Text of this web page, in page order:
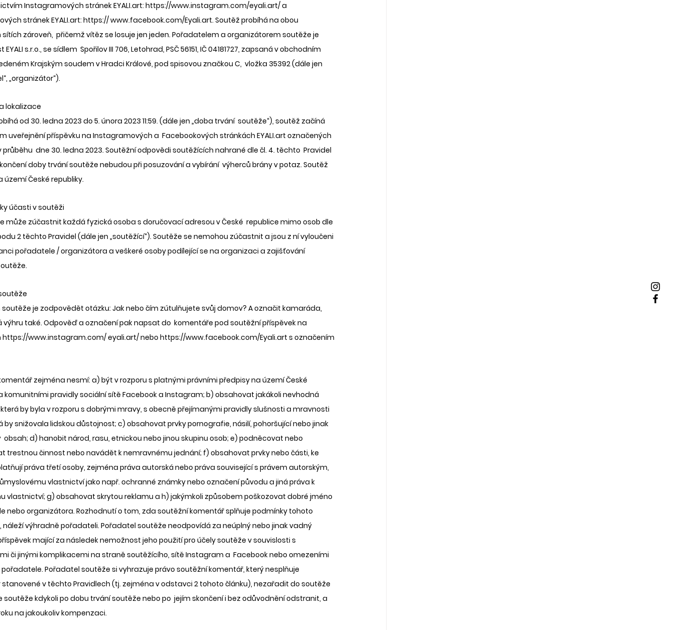
Instagramových stránek EYALI.art: https://www.instagram.com/eyali.art/ a
stránek EYALI.art: https:// www.facebook.com/Eyali.art. Soutěž probíhá na obou
zároveň,  přičemž vítěz se losuje jen jeden. Pořadatelem a organizátorem soutěže je
s.r.o., se sídlem  Spořilov III 706, Letohrad, PSČ 56151, IČ 04181727, zapsaná v obchodním
Krajským soudem v Hradci Králové, pod spisovou značkou C,  vložka 35392 (dále jen
„organizátor“).
lokalizace
od 30. ledna 2023 do 5. února 2023 11:59. (dále jen „doba trvání  soutěže“), soutěž začíná
uveřejnění příspěvku na Instagramových a  Facebookových stránkách EYALI.art označených
v průběhu  dne 30. ledna 2023. Soutěžní odpovědi soutěžících nahrané dle čl. 4. těchto  Pravidel
doby trvání soutěže nebudou při posuzování a vybírání  výherců brány v potaz. Soutěž
území České republiky.
účasti v soutěži
může zúčastnit každá fyzická osoba s doručovací adresou v České  republice mimo osob dle
2 těchto Pravidel (dále jen „soutěžící“). Soutěže se nemohou zúčastnit a jsou z ní vyloučeni
pořadatele / organizátora a veškeré osoby podílející se na organizaci a zajišťování
soutěže je zodpovědět otázku: Jak nebo čím zútulňujete svůj domov? A označit kamaráda,
výhru také. Odpověď a označení pak napsat do  komentáře pod soutěžní příspěvek na
https://www.instagram.com/ eyali.art/ nebo https://www.facebook.com/Eyali.art s označením
zejména nesmí: a) být v rozporu s platnými právními předpisy na území České
komunitními pravidly sociální sítě Facebook a Instagram; b) obsahovat jakákoli nevhodná
by byla v rozporu s dobrými mravy, s obecně přejímanými pravidly slušnosti a mravnosti
by snižovala lidskou důstojnost; c) obsahovat prvky pornografie, násilí, pohoršující nebo jinak
obsah; d) hanobit národ, rasu, etnickou nebo jinou skupinu osob; e) podněcovat nebo
trestnou činnost nebo navádět k nemravnému jednání; f) obsahovat prvky nebo části, ke
práva třetí osoby, zejména práva autorská nebo práva související s právem autorským,
vlastnictví jako např. ochranné známky nebo označení původu a jiná práva k
vlastnictví; g) obsahovat skrytou reklamu a h) jakýmkoli způsobem poškozovat dobré jméno
nebo organizátora. Rozhodnutí o tom, zda soutěžní komentář splňuje podmínky tohoto
výhradně pořadateli. Pořadatel soutěže neodpovídá za neúplný nebo jinak vadný
mající za následek nemožnost jeho použití pro účely soutěže v souvislosti s
či jinými komplikacemi na straně soutěžícího, sítě Instagram a  Facebook nebo omezeními
Pořadatel soutěže si vyhrazuje právo soutěžní komentář, který nesplňuje
v těchto Pravidlech (tj. zejména v odstavci 2 tohoto článku), nezařadit do soutěže
soutěže kdykoli po dobu trvání soutěže nebo po  jejím skončení i bez odůvodnění odstranit, a
na jakoukoliv kompenzaci.